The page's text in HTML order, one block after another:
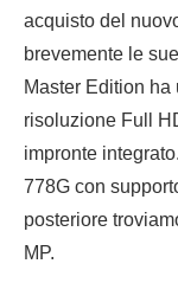
acquisto del
brevemente le sue
Master Edition
risoluzione Full
impronte
778G con
posteriore
MP.